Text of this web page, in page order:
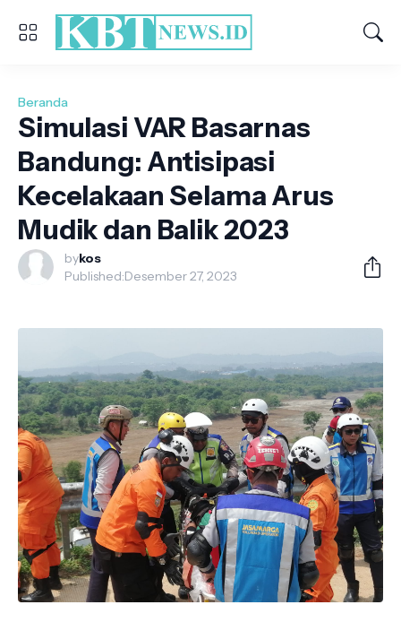
Beranda
Simulasi VAR Basarnas
Bandung: Antisipasi
Kecelakaan Selama Arus
Mudik dan Balik 2023
bykos
Published:Desember 27, 2023